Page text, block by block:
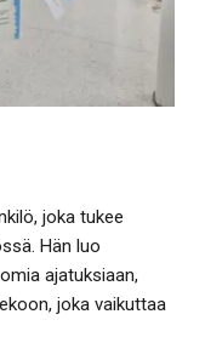
joka tukee
Hän luo
ajatuksiaan,
joka vaikuttaa